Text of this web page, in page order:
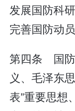
发展国防科
完善国防动
第四条 国防
义、毛泽东
表”重要思想